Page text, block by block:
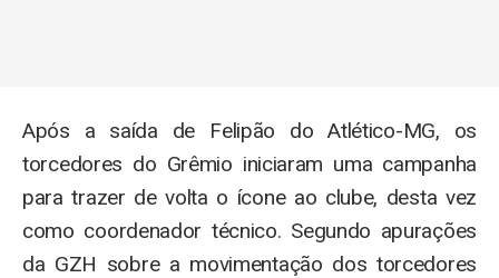
Após a saída de Felipão do Atlético-MG, os
torcedores do Grêmio iniciaram uma campanha
para trazer de volta o ícone ao clube, desta vez
como coordenador técnico. Segundo apurações
da GZH sobre a movimentação dos torcedores